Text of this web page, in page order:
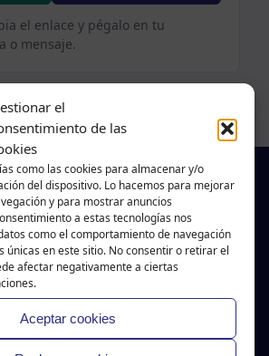
el
de las
como las cookies para almacenar y/o
del dispositivo. Lo hacemos para mejorar
y para mostrar anuncios
a estas tecnologías nos
como el comportamiento de navegación
únicas en este sitio. No consentir o retirar el
afectar negativamente a ciertas
Aceptar cookies
el enlace y pégalo en tu
o mensaje.
un agregador de noticias
webs, portales de trabajo y
por empresas o
de la veracidad
oferta de trabajo publicada. Los
la veracidad de dicha oferta.